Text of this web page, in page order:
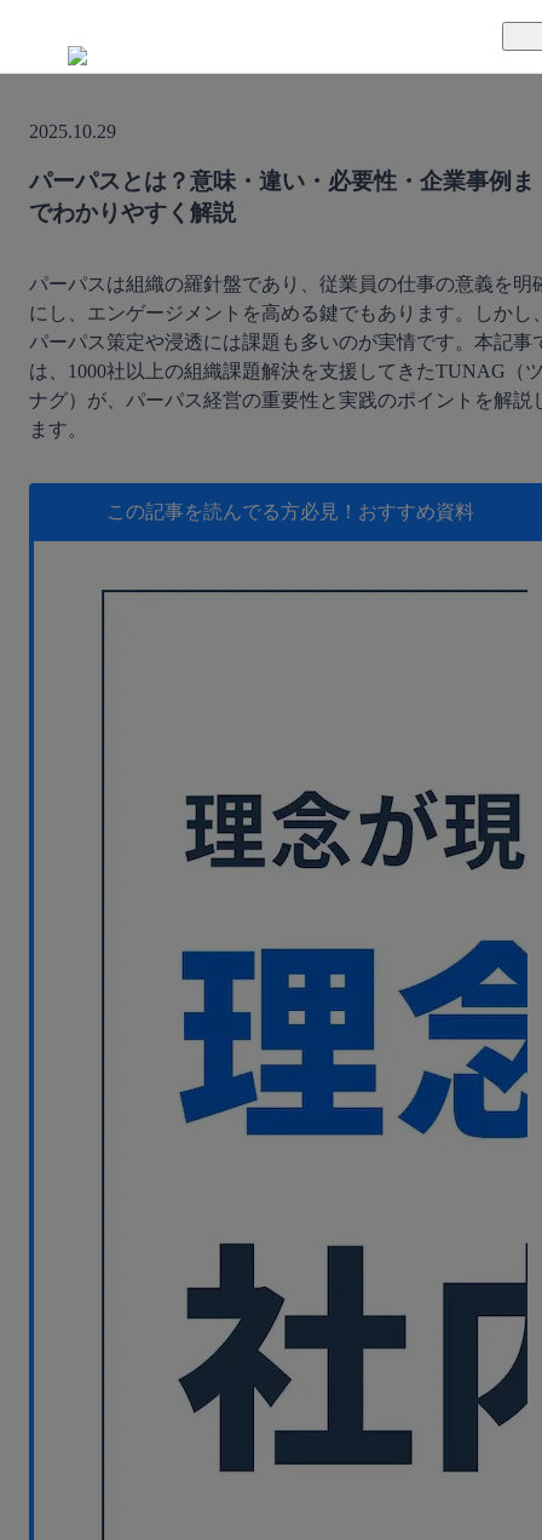
TUNAGの特徴
サポート体制
セキュリティ体制
導入事例
活用方法
運営会社
セミナー
2025.10.29
パーパスとは？意味・違い・必要性・企業事例ま
でわかりやすく解説
パーパスは組織の羅針盤であり、従業員の仕事の意義を明
にし、エンゲージメントを高める鍵でもあります。しかし
パーパス策定や浸透には課題も多いのが実情です。本記事
は、1000社以上の組織課題解決を支援してきたTUNAG（
ナグ）が、パーパス経営の重要性と実践のポイントを解説
ます。
この記事を読んでる方必見！ おすすめ資料